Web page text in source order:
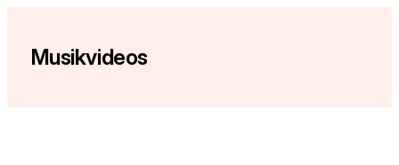
springen
Musikvideos